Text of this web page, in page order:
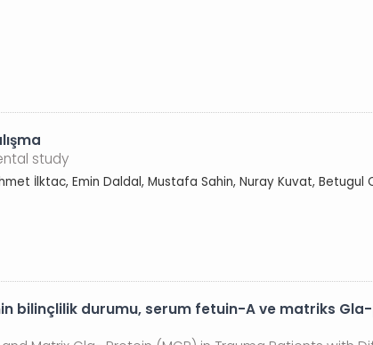
study
İlktac, Emin Daldal, Mustafa Sahin, Nuray Kuvat, Betugul
bilinçlilik durumu, serum fetuin-A ve matriks